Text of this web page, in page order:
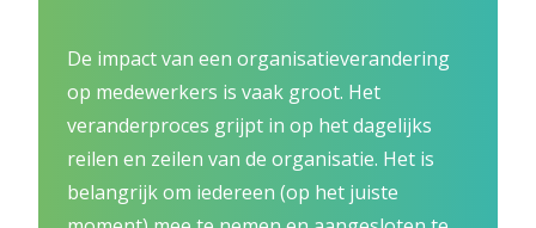
De impact van een organisatieverandering
op medewerkers is vaak groot. Het
veranderproces grijpt in op het dagelijks
reilen en zeilen van de organisatie. Het is
belangrijk om iedereen (op het juiste